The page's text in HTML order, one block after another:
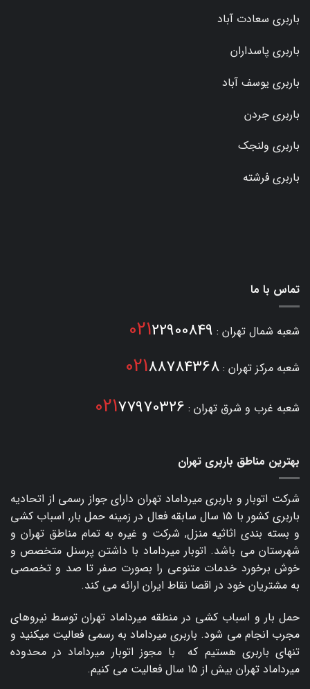
باربری سعادت آباد
باربری پاسداران
باربری یوسف آباد
باربری جردن
باربری ولنجک
باربری فرشته
تماس با ما
شعبه شمال تهران : 02122900849
شعبه مرکز تهران : 02188784368
شعبه غرب و شرق تهران : 02177970326
بهترین مناطق باربری تهران
شرکت اتوبار و باربری میرداماد تهران دارای جواز رسمی از اتحادیه
باربری کشور با ۱۵ سال سابقه فعال در زمینه حمل بار, اسباب کشی
و بسته بندی اثاثیه منزل, شرکت و غیره به تمام مناطق تهران و
شهرستان می باشد. اتوبار میرداماد با داشتن پرسنل متخصص و
خوش برخورد خدمات متنوعی را بصورت صفر تا صد و تخصصی
به مشتریان خود در اقصا نقاط ایران ارائه می کند.
حمل بار و اسباب کشی در منطقه میرداماد تهران توسط نیروهای
مجرب انجام می شود. باربری میرداماد به رسمی فعالیت میکنید و
تنهای باربری هستیم که با مجوز اتوبار میرداماد در محدوده
میرداماد تهران بیش از ۱۵ سال فعالیت می کنیم.